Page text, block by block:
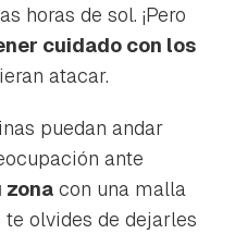
horas de sol. ¡Pero
cuidado con los
atacar.
puedan andar
ante
zona con una malla
olvides de dejarles